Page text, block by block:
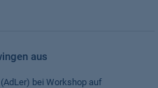
aus
bei Workshop auf